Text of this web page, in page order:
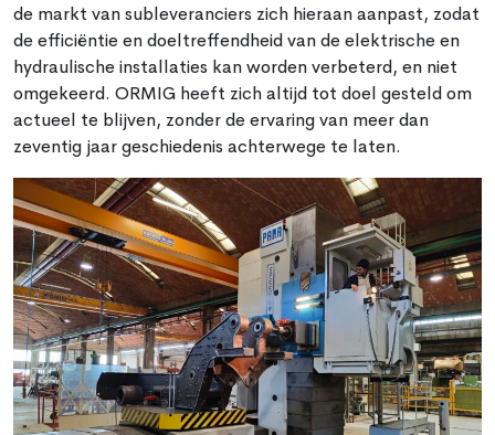
de markt van subleveranciers zich hieraan aanpast, zodat
de efficiëntie en doeltreffendheid van de elektrische en
hydraulische installaties kan worden verbeterd, en niet
omgekeerd. ORMIG heeft zich altijd tot doel gesteld om
actueel te blijven, zonder de ervaring van meer dan
zeventig jaar geschiedenis achterwege te laten.